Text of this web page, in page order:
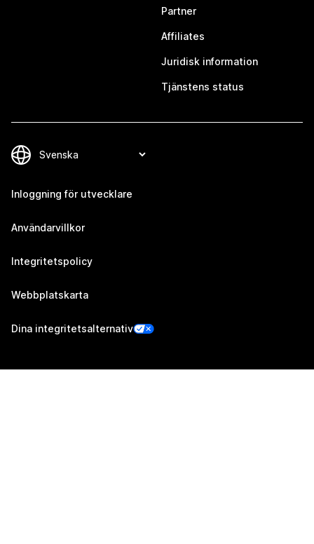
Partner
Affiliates
Juridisk information
Tjänstens status
Inloggning för utvecklare
Användarvillkor
Integritetspolicy
Webbplatskarta
Dina integritetsalternativ